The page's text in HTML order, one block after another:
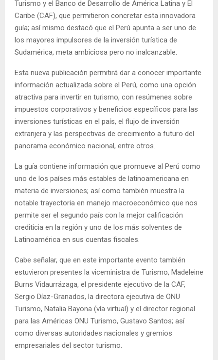
Turismo y el Banco de Desarrollo de América Latina y El
Caribe (CAF), que permitieron concretar esta innovadora
guía; así mismo destacó que el Perú apunta a ser uno de
los mayores impulsores de la inversión turística de
Sudamérica, meta ambiciosa pero no inalcanzable.
Esta nueva publicación permitirá dar a conocer importante
información actualizada sobre el Perú, como una opción
atractiva para invertir en turismo, con resúmenes sobre
impuestos corporativos y beneficios específicos para las
inversiones turísticas en el país, el flujo de inversión
extranjera y las perspectivas de crecimiento a futuro del
panorama económico nacional, entre otros.
La guía contiene información que promueve al Perú como
uno de los países más estables de latinoamericana en
materia de inversiones; así como también muestra la
notable trayectoria en manejo macroeconómico que nos
permite ser el segundo país con la mejor calificación
crediticia en la región y uno de los más solventes de
Latinoamérica en sus cuentas fiscales.
Cabe señalar, que en este importante evento también
estuvieron presentes la viceministra de Turismo, Madeleine
Burns Vidaurrázaga, el presidente ejecutivo de la CAF,
Sergio Díaz-Granados, la directora ejecutiva de ONU
Turismo, Natalia Bayona (vía virtual) y el director regional
para las Américas ONU Turismo, Gustavo Santos; así
como diversas autoridades nacionales y gremios
empresariales del sector turismo.